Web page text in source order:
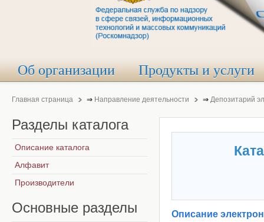
Об организации Продукты и услуги
Главная страница ⇒ Направление деятельности ⇒ Депозитарий
Описание
Разделы каталога
Описание каталога
Алфавит
Производители
Основные разделы